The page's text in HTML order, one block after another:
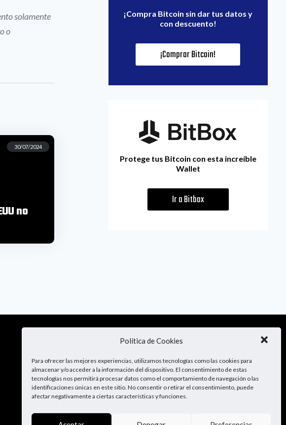
Política de Cookies
Para ofrecer las mejores experiencias, utilizamos tecnologías como las cookies para
almacenar y/o acceder a la información del dispositivo. El consentimiento de estas
tecnologías nos permitirá procesar datos como el comportamiento de navegación o las
identificaciones únicas en este sitio. No consentir o retirar el consentimiento, puede
afectar negativamente a ciertas características y funciones.
solamente
o
30/07/2024
no
¡Compra Bitcoin sin dar tus datos y
con descuento!
¡Comprar Bitcoin!
Protege tus Bitcoin con esta increíble
Wallet
Ir a Bitbox